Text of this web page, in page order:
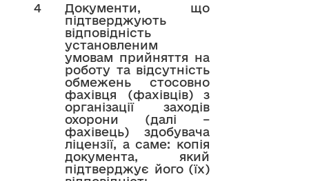
4
Документи, що
підтверджують
відповідність
установленим
умовам прийняття на
роботу та відсутність
обмежень стосовно
фахівця (фахівців) з
організації заходів
охорони (далі –
фахівець) здобувача
ліцензії, а саме: копія
документа, який
підтверджує його (їх)